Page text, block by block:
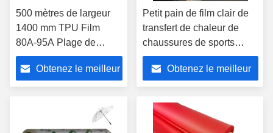
500 mètres de largeur
1400 mm TPU Film
80A-95A Plage de
dureté personnalisable
Obtenez le meilleur
Petit pain de film clair de
transfert de chaleur de
chaussures de sports
1400mm 1500mm adapté
aux besoins du client avec
le papier de libération
Obtenez le meilleur